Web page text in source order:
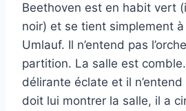
Beethoven est en habit vert
noir) et se tient simplement
Umlauf. Il n’entend pas
partition. La salle est
délirante éclate et il
doit lui montrer la salle, il a